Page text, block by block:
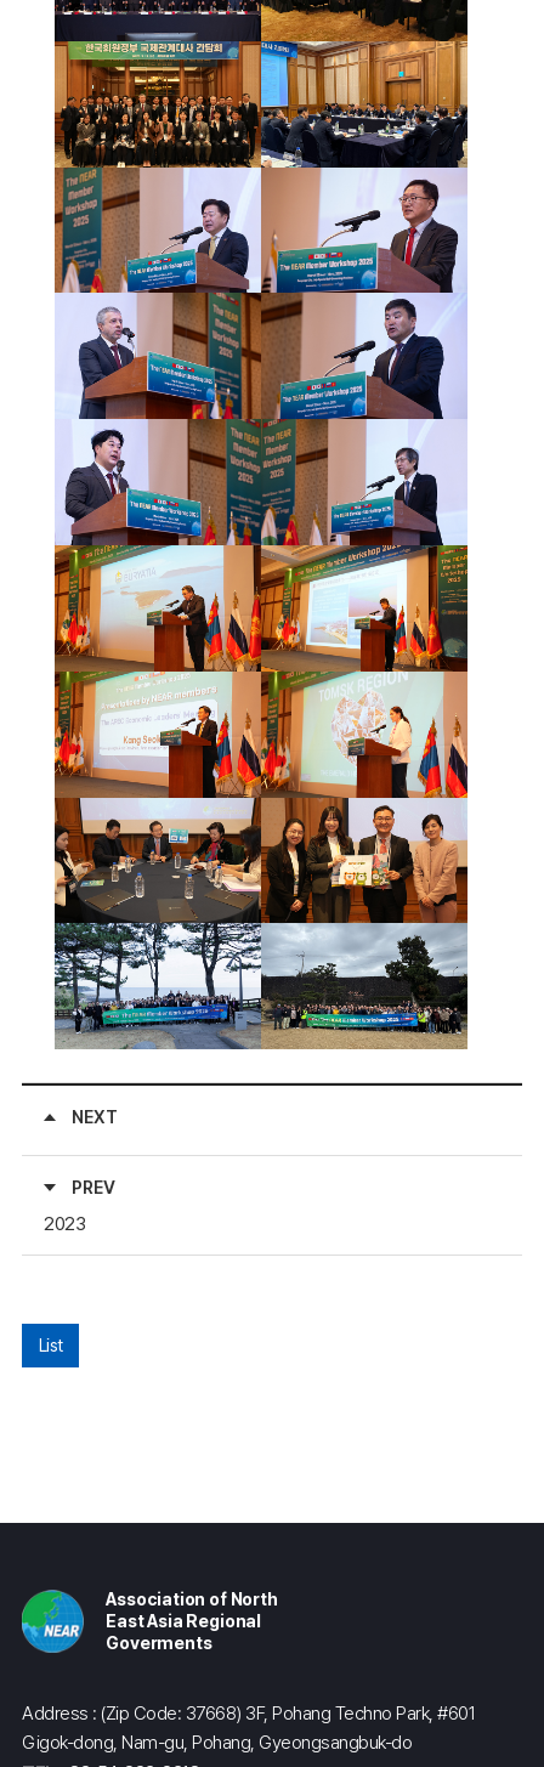
NEXT
PREV
2023
List
Association of North
East Asia Regional
Goverments
Address : (Zip Code: 37668) 3F, Pohang Techno Park, #601
Gigok-dong, Nam-gu, Pohang, Gyeongsangbuk-do